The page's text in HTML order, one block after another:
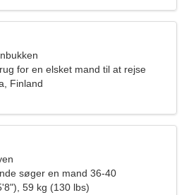
for en elsket mand til at rejse
Finland
søger en mand 36-40
59 kg (130 lbs)